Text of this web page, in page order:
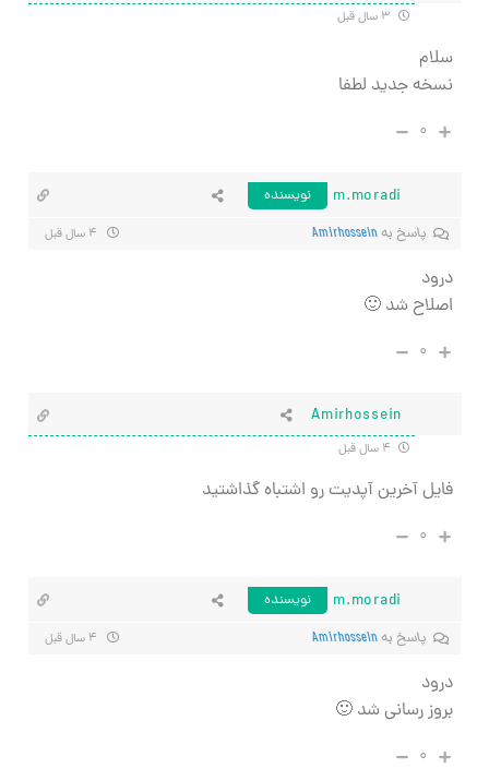
سلام
نسخه جدید لطفا
۰
m.moradi
نویسنده
پاسخ بهAmirhossein
درود
اصلاح شد 🙂
۰
Amirhossein
فایل آخرین آپدیت رو اشتباه گذاشتید
۰
m.moradi
نویسنده
پاسخ بهAmirhossein
درود
بروز رسانی شد 🙂
۰